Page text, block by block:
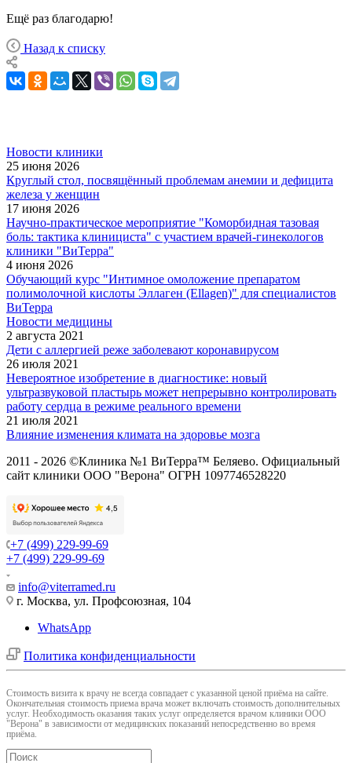
Ещё раз благодарю!
Назад к списку
Новости клиники
25 июня 2026
Круглый стол, посвящённый проблемам анемии и дефицита
железа у женщин
17 июня 2026
Научно-практическое мероприятие "Коморбидная тазовая
боль: тактика клинициста" с участием врачей-гинекологов
клиники "ВиТерра"
4 июня 2026
Обучающий курс "Интимное омоложение препаратом
полимолочной кислоты Эллаген (Ellagen)" для специалистов
ВиТерра
Новости медицины
2 августа 2021
Дети с аллергией реже заболевают коронавирусом
26 июля 2021
Невероятное изобретение в диагностике: новый
ультразвуковой пластырь может непрерывно контролировать
работу сердца в режиме реального времени
21 июля 2021
Влияние изменения климата на здоровье мозга
2011 - 2026 ©Клиника №1 ВиТерра™ Беляево. Официальный
сайт клиники ООО "Верона" ОГРН 1097746528220
+7 (499) 229-99-69
+7 (499) 229-99-69
info@viterramed.ru
г. Москва, ул. Профсоюзная, 104
WhatsApp
Политика конфиденциальности
Cтоимость визита к врачу не всегда совпадает с указанной ценой приёма на сайте.
Окончательная стоимость приема врача может включать стоимость дополнительных
услуг. Необходимость оказания таких услуг определяется врачом клиники ООО
"Верона" в зависимости от медицинских показаний непосредственно во время
приёма.